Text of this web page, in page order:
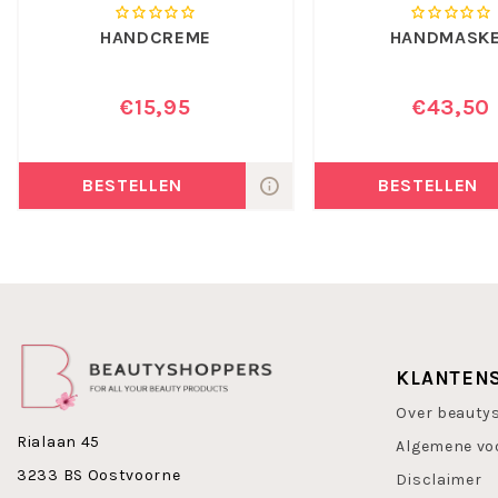
HANDCREME
€15,95
BESTELLEN
€43,50
BESTELLEN
Rialaan 45
3233 BS Oostvoorne
Over
Algemene
Disclaimer